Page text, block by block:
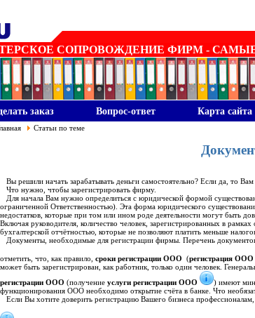
СОПРОВОЖДЕНИЕ ФИРМ - САМЫЕ
заказ Вопрос-ответ Карта сайта
Статьи по теме
Вы решили начать зарабатывать деньги самостоятельно? Если да, то
Что нужно, чтобы зарегистрировать фирму.
Для начала Вам нужно определиться с юридической формой
ограниченной Ответственностью). Эта форма юридического
недостатков, которые при том или ином роде деятельности могут быть
Включая руководителя, количество человек, зарегистрированных в
бухгалтерской отчётностью, которые не позволяют платить меньше
Документы, необходимые для регистрации фирмы. Перечень
отметить, что, как правило, сроки регистрации ООО (регистрация
может быть зарегистрирован, как работник, только один человек.
регистрации ООО (получение услуги регистрации ООО
) имеют
функционирования ООО необходимо открытие счёта в банке. Что
Если Вы хотите доверить регистрацию Вашего бизнеса